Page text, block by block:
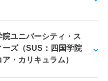
院ユニバーシティ・ス
ーズ（SUS：四国学院
ア・カリキュラム）